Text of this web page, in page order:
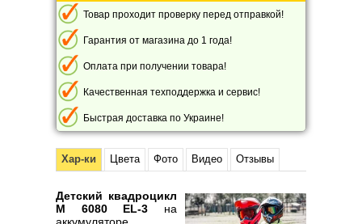
Товар проходит проверку перед отправкой!
Гарантия от магазина до 1 года!
Оплата при получении товара!
Качественная техподдержка и сервис!
Быстрая доставка по Украине!
Хар-ки Цвета Фото Видео Отзывы
Детский квадроцикл
M 6080 EL-3 на